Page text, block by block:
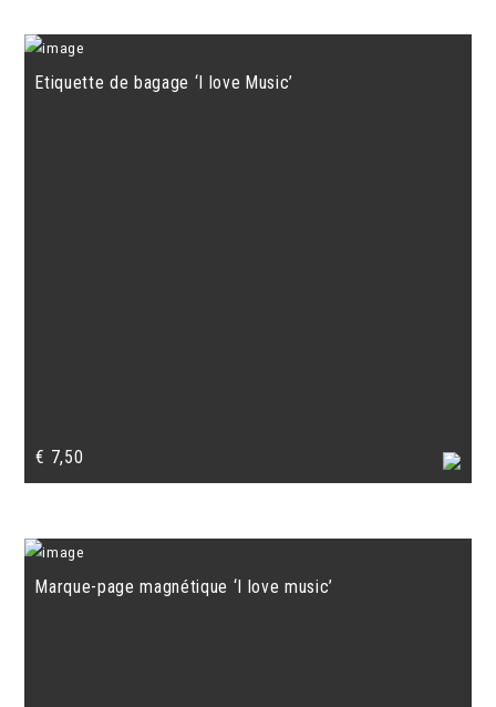
Etiquette de bagage ‘I love Music’
€ 7,50
Marque-page magnétique ‘I love music’